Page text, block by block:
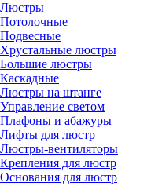
Люстры
Потолочные
Подвесные
Хрустальные люстры
Большие люстры
Каскадные
Люстры на штанге
Управление светом
Плафоны и абажуры
Лифты для люстр
Люстры-вентиляторы
Крепления для люстр
Основания для люстр